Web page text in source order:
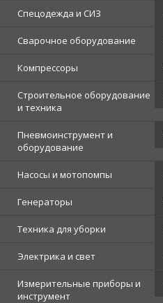
Спецодежда и СИЗ
Сварочное оборудование
Компрессоры
Строительное оборудование
и техника
Пневмоинструмент и
оборудование
Насосы и мотопомпы
Генераторы
Техника для уборки
Электрика и свет
Измерительные приборы и
инструмент